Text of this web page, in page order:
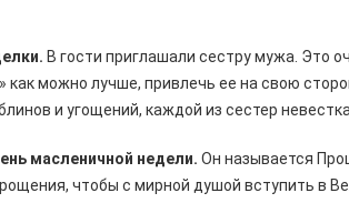
В гости приглашали сестру мужа. Это
можно лучше, привлечь ее на свою
и угощений, каждой из сестер
масленичной недели. Он называется
чтобы с мирной душой вступить в